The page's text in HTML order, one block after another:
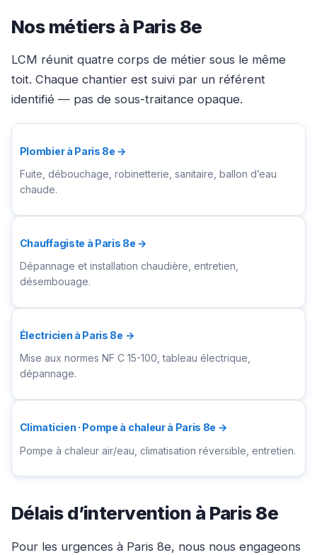
Nos métiers à Paris 8e
LCM réunit quatre corps de métier sous le même
toit. Chaque chantier est suivi par un référent
identifié — pas de sous-traitance opaque.
Plombier à Paris 8e →
Fuite, débouchage, robinetterie, sanitaire, ballon d’eau
chaude.
Chauffagiste à Paris 8e →
Dépannage et installation chaudière, entretien,
désembouage.
Électricien à Paris 8e →
Mise aux normes NF C 15-100, tableau électrique,
dépannage.
Climaticien · Pompe à chaleur à Paris 8e →
Pompe à chaleur air/eau, climatisation réversible, entretien.
Délais d’intervention à Paris 8e
Pour les urgences à Paris 8e, nous nous engageons